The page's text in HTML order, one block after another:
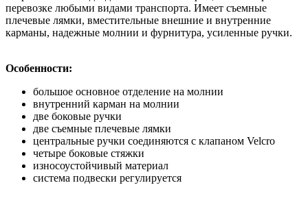
перевозке любыми видами транспорта. Имеет съемные
плечевые лямки, вместительные внешние и внутренние
карманы, надежные молнии и фурнитура, усиленные ручки.
Особенности:
большое основное отделение на молнии
внутренний карман на молнии
две боковые ручки
две съемные плечевые лямки
центральные ручки соединяются с клапаном Velcro
четыре боковые стяжки
износоустойчивый материал
система подвески регулируется